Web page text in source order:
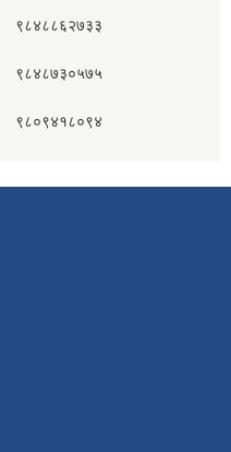
९८४८८६२७३३
९८४८७३०५७५
९८०९४१८०९४